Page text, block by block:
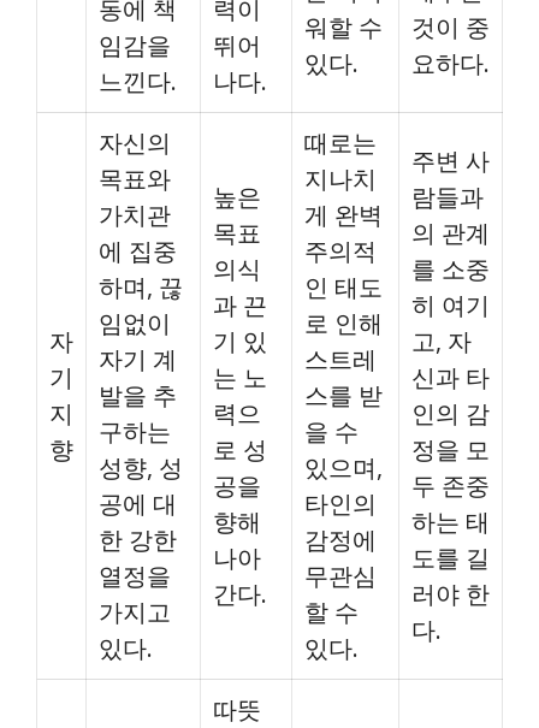
동에 책
임감을
느낀다.
력이
뛰어
나다.
워할 수
있다.
것이 중
요하다.
자
기
지
향
자신의
목표와
가치관
에 집중
하며, 끊
임없이
자기 계
발을 추
구하는
성향, 성
공에 대
한 강한
열정을
가지고
있다.
높은
목표
의식
과 끈
기 있
는 노
력으
로 성
공을
향해
나아
간다.
때로는
지나치
게 완벽
주의적
인 태도
로 인해
스트레
스를 받
을 수
있으며,
타인의
감정에
무관심
할 수
있다.
주변 사
람들과
의 관계
를 소중
히 여기
고, 자
신과 타
인의 감
정을 모
두 존중
하는 태
도를 길
러야 한
다.
따뜻